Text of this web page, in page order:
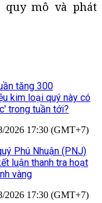
quy mô và phát
tăng 300
kim loại quý này có
trong tuần tới?
2026 17:30 (GMT+7)
Phú Nhuận (PNJ)
luận thanh tra hoạt
vàng
2026 17:30 (GMT+7)